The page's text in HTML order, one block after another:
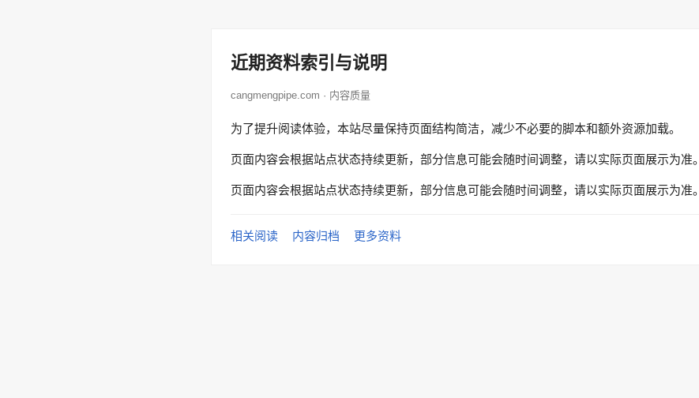
近期资料索引与说明
cangmengpipe.com · 内容质量
为了提升阅读体验，本站尽量保持页面结构简洁，减少不必要的脚本和额外资源加载。
页面内容会根据站点状态持续更新，部分信息可能会随时间调整，请以实际页面展示为准。
页面内容会根据站点状态持续更新，部分信息可能会随时间调整，请以实际页面展示为准。
相关阅读 内容归档 更多资料